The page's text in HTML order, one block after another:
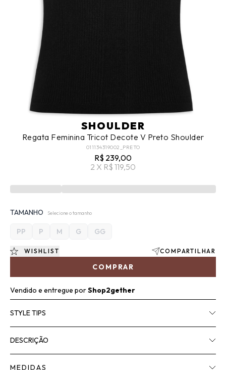
SHOULDER
Regata Feminina Tricot Decote V Preto Shoulder
011134319002_PRETO
R$ 239,00
2 X R$ 119,50
TAMANHO Selecione o tamanho
PP P M G GG
COMPRAR
WISHLIST COMPARTILHAR
Vendido e entregue porShop2gether
STYLE TIPS
DESCRIÇÃO
MEDIDAS